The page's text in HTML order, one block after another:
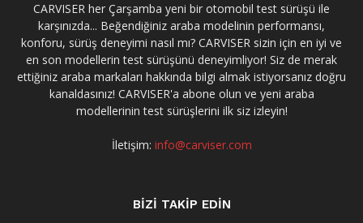
CARVISER her Çarşamba yeni bir otomobil test sürüşü ile
karşınızda... Beğendiğiniz araba modelinin performansı,
konforu, sürüş deneyimi nasıl mı? CARVISER sizin için en iyi ve
en son modellerin test sürüşünü deneyimliyor! Siz de merak
ettiğiniz araba markaları hakkında bilgi almak istiyorsanız doğru
kanaldasınız! CARVISER'a abone olun ve yeni araba
modellerinin test sürüşlerini ilk siz izleyin!
İletişim: info@carviser.com
BİZİ TAKİP EDİN